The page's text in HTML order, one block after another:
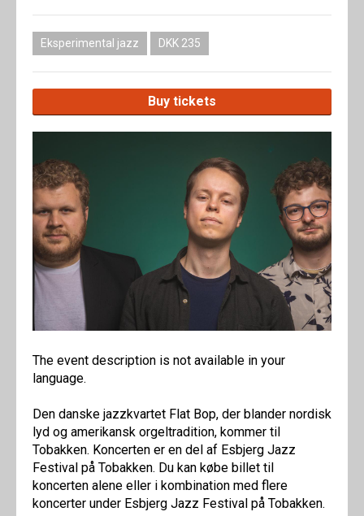
Contributors
SHOP
Eksperimental jazz DKK 235
Buy tickets
The event description is not available in your
language.
Den danske jazzkvartet Flat Bop, der blander nordisk
lyd og amerikansk orgeltradition, kommer til
Tobakken. Koncerten er en del af Esbjerg Jazz
Festival på Tobakken. Du kan købe billet til
koncerten alene eller i kombination med flere
koncerter under Esbjerg Jazz Festival på Tobakken.